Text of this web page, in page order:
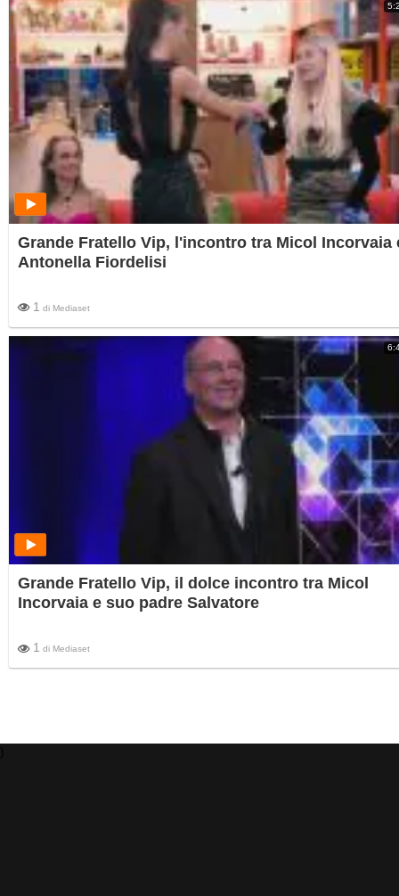
Grande Fratello Vip, l'incontro tra Micol Incorvaia
Antonella Fiordelisi
1 di Mediaset
Grande Fratello Vip, il dolce incontro tra Micol
Incorvaia e suo padre Salvatore
1 di Mediaset